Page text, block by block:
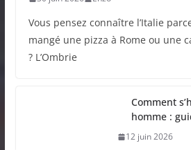
Vous pensez connaître l’Italie
mangé une pizza à Rome ou une
? L’Ombrie
Comment
homme :
12 juin 2026